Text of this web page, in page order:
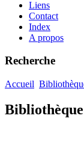
Liens
Contact
Index
A propos
Recherche
Accueil